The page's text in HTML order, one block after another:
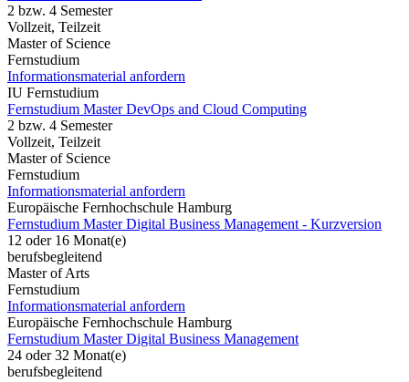
2 bzw. 4 Semester
Vollzeit, Teilzeit
Master of Science
Fernstudium
Informationsmaterial anfordern
IU Fernstudium
Fernstudium Master DevOps and Cloud Computing
2 bzw. 4 Semester
Vollzeit, Teilzeit
Master of Science
Fernstudium
Informationsmaterial anfordern
Europäische Fernhochschule Hamburg
Fernstudium Master Digital Business Management - Kurzversion
12 oder 16 Monat(e)
berufsbegleitend
Master of Arts
Fernstudium
Informationsmaterial anfordern
Europäische Fernhochschule Hamburg
Fernstudium Master Digital Business Management
24 oder 32 Monat(e)
berufsbegleitend